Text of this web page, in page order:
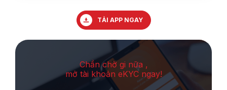
TẢI APP NGAY
Chần chờ gi nữa ,
mở tài khoản eKYC ngay!